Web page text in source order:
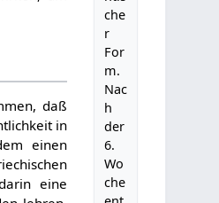
che
r
For
m.
Nac
h
der
6.
Wo
che
daß
in
einen
eine